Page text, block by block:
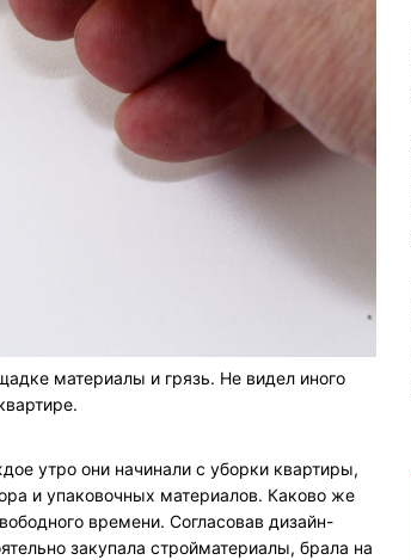
материалы и грязь. Не видел иного
утро они начинали с уборки квартиры,
и упаковочных материалов. Каково же
времени. Согласовав дизайн-
закупала стройматериалы, брала на